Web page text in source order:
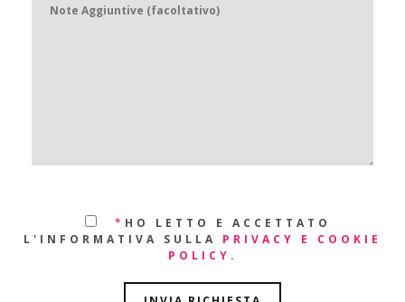
* HO LETTO E ACCETTATO
L'INFORMATIVA SULLA PRIVACY E COOKIE
POLICY .